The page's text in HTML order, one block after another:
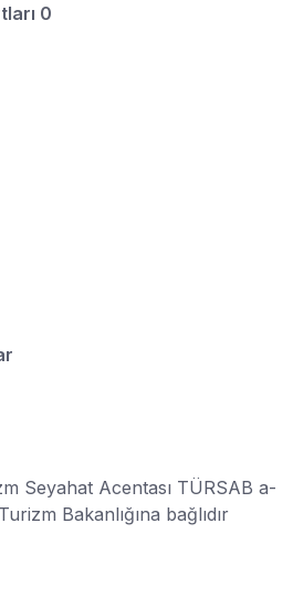
0
Seyahat Acentası TÜRSAB a-
Bakanlığına bağlıdır